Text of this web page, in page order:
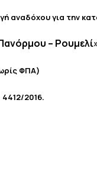
αναδόχου για την
– Ρουμελί
ΦΠΑ)
2016.